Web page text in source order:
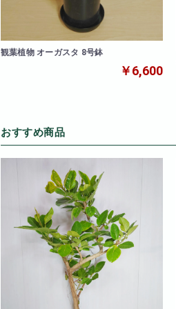
観葉植物 オーガスタ 8号鉢
￥6,600
おすすめ商品